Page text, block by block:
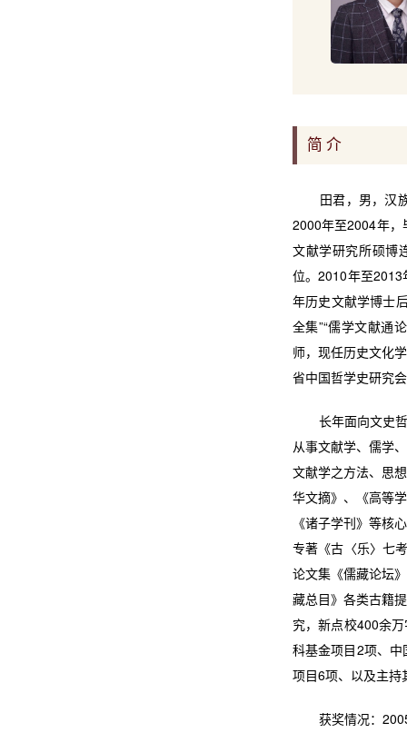
简 介
田君，男，汉族
2000年至2004年，
文献学研究所硕博
位。2010年至
年历史文献学博士
全集”“儒学文献通
师，现任历史文化
省中国哲学史研究
长年面向文史哲
从事文献学、儒学
文献学之方法、思
华文摘》、《高等
《诸子学刊》等核
专著《古〈乐〉七
论文集《儒藏论坛
藏总目》各类古籍
究，新点校400余
科基金项目2项、
项目6项、以及主持
获奖情况：2005